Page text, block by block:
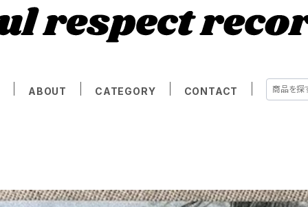
ABOUT CATEGORY CONTACT